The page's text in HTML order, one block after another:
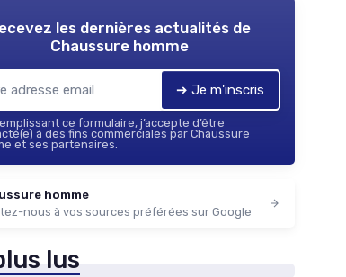
les dernières actualités de
Chaussure homme
➔ Je m'inscris
ce formulaire, j’accepte d’être
à des fins commerciales par Chaussure
et ses partenaires.
homme
nous à vos sources préférées sur Google
lus